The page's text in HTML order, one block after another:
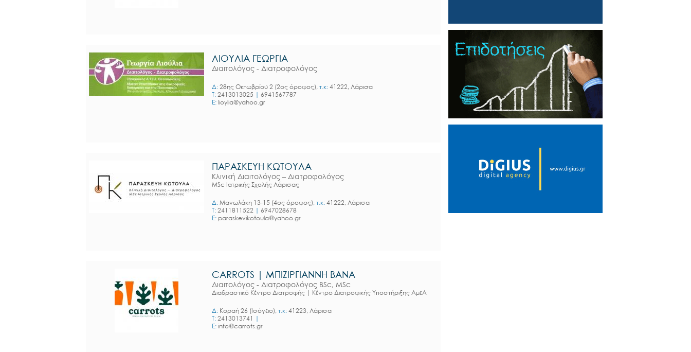
ΛΙΟΥΛΙΑ ΓΕΩΡΓΙΑ
Διαιτολόγος - Διατροφολόγος
Δ: 28ης Οκτωβρίου 2 (2ος όροφος), τ.κ: 41222, Λάρισα
T: 2413013025 | 6941567787
E: lioylia@yahoo.gr
ΠΑΡΑΣΚΕΥΗ ΚΩΤΟΥΛΑ
Κλινική Διαιτολόγος – Διατροφολόγος
MSc Ιατρικής Σχολής Λάρισας
Δ: Μανωλάκη 13-15 (4ος όροφος), τ.κ: 41222, Λάρισα
T: 2411811522 | 6947028678
E: paraskevikotoula@yahoo.gr
CARROTS | ΜΠΙΖΙΡΓΙΑΝΝΗ ΒΑΝΑ
Διαιτολόγος - Διατροφολόγος BSc, MSc
Διαδραστικό Κέντρο Διατροφής | Κέντρο Διατροφικής Υποστήριξης ΑμεΑ
Δ: Κοραή 26 (Ισόγειο), τ.κ: 41223, Λάρισα
T: 2413013741 |
E: info@carrots.gr